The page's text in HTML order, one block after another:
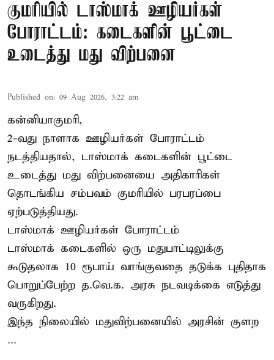
குமரியில் டாஸ்மாக் ஊழியர்கள்
போராட்டம்: கடைகளின் பூட்டை
உடைத்து மது விற்பனை
Published on: 09 Aug 2026, 3:22 am
கன்னியாகுமரி,
2-வது நாளாக ஊழியர்கள் போராட்டம்
நடத்தியதால், டாஸ்மாக் கடைகளின் பூட்டை
உடைத்து மது விற்பனையை அதிகாரிகள்
தொடங்கிய சம்பவம் குமரியில் பரபரப்பை
ஏற்படுத்தியது.
டாஸ்மாக் ஊழியர்கள் போராட்டம்
டாஸ்மாக் கடைகளில் ஒரு மதுபாட்டிலுக்கு
கூடுதலாக 10 ரூபாய் வாங்குவதை தடுக்க புதிதாக
பொறுப்பேற்ற த.வெ.க. அரசு நடவடிக்கை எடுத்து
வருகிறது.
இந்த நிலையில் மதுவிற்பனையில் அரசின் குளற
...